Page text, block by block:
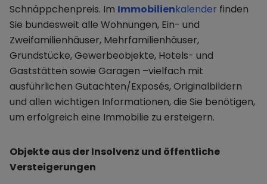
Schnäppchenpreis. Im Immobilienkalender finden
Sie bundesweit alle Wohnungen, Ein- und
Zweifamilienhäuser, Mehrfamilienhäuser,
Grundstücke, Gewerbeobjekte, Hotels- und
Gaststätten sowie Garagen –vielfach mit
ausführlichen Gutachten/Exposés, Originalbildern
und allen wichtigen Informationen, die Sie benötigen,
um erfolgreich eine Immobilie zu ersteigern.
Objekte aus der Insolvenz und öffentliche
Versteigerungen